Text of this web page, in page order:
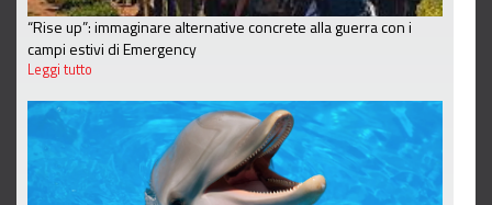
“Rise up”: immaginare alternative concrete alla guerra con i
campi estivi di Emergency
Leggi tutto